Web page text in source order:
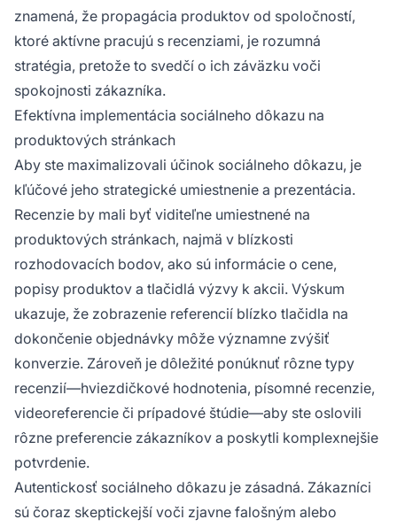
znamená, že propagácia produktov od spoločností,
ktoré aktívne pracujú s recenziami, je rozumná
stratégia, pretože to svedčí o ich záväzku voči
spokojnosti zákazníka.
Efektívna implementácia sociálneho dôkazu na
produktových stránkach
Aby ste maximalizovali účinok sociálneho dôkazu, je
kľúčové jeho strategické umiestnenie a prezentácia.
Recenzie by mali byť viditeľne umiestnené na
produktových stránkach, najmä v blízkosti
rozhodovacích bodov, ako sú informácie o cene,
popisy produktov a tlačidlá výzvy k akcii. Výskum
ukazuje, že zobrazenie referencií blízko tlačidla na
dokončenie objednávky môže významne zvýšiť
konverzie. Zároveň je dôležité ponúknuť rôzne typy
recenzií—hviezdičkové hodnotenia, písomné recenzie,
videoreferencie či prípadové štúdie—aby ste oslovili
rôzne preferencie zákazníkov a poskytli komplexnejšie
potvrdenie.
Autentickosť sociálneho dôkazu je zásadná. Zákazníci
sú čoraz skeptickejší voči zjavne falošným alebo